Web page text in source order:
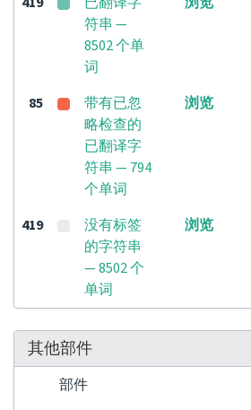
符串 —
8502 个单
词
85
带有已忽
略检查的
已翻译字
符串 — 794
个单词
浏览
419
没有标签
的字符串
— 8502 个
单词
浏览
其他部件
部件